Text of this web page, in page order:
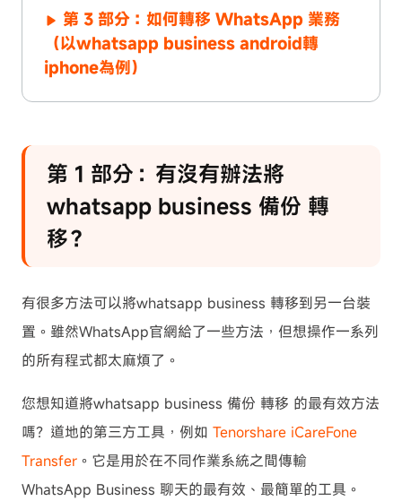
第 3 部分：如何轉移 WhatsApp 業務
（以whatsapp business android轉
iphone為例）
第 1 部分：有沒有辦法將
whatsapp business 備份 轉
移？
有很多方法可以將whatsapp business 轉移到另一台裝
置。雖然WhatsApp官網給了一些方法，但想操作一系列
的所有程式都太麻煩了。
您想知道將whatsapp business 備份 轉移 的最有效方法
嗎？道地的第三方工具，例如 Tenorshare iCareFone
Transfer 。它是用於在不同作業系統之間傳輸
WhatsApp Business 聊天的最有效、最簡單的工具。